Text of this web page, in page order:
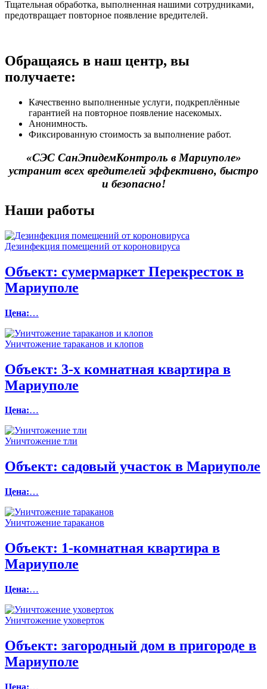
Тщательная обработка, выполненная нашими сотрудниками,
предотвращает повторное появление вредителей.
Обращаясь в наш центр, вы
получаете:
Качественно выполненные услуги, подкреплённые
гарантией на повторное появление насекомых.
Анонимность.
Фиксированную стоимость за выполнение работ.
«СЭС СанЭпидемКонтроль в Мариуполе»
устранит всех вредителей эффективно, быстро
и безопасно!
Наши работы
Дезинфекция помещений от короновируса
Объект: сумермаркет Перекресток в
Мариуполе
Цена:…
Уничтожение тараканов и клопов
Объект: 3-х комнатная квартира в
Мариуполе
Цена:…
Уничтожение тли
Объект: садовый участок в Мариуполе
Цена:…
Уничтожение тараканов
Объект: 1-комнатная квартира в
Мариуполе
Цена:…
Уничтожение уховерток
Объект: загородный дом в пригороде в
Мариуполе
Цена:…